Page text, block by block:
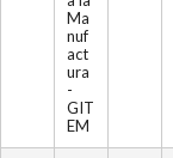
Ma
nuf
act
ura
-
GIT
EM